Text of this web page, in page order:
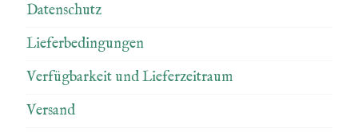
Datenschutz
Lieferbedingungen
Verfügbarkeit und Lieferzeitraum
Versand